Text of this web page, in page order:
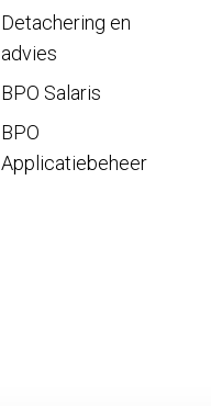
Detachering en
advies
BPO Salaris
BPO
Applicatiebeheer